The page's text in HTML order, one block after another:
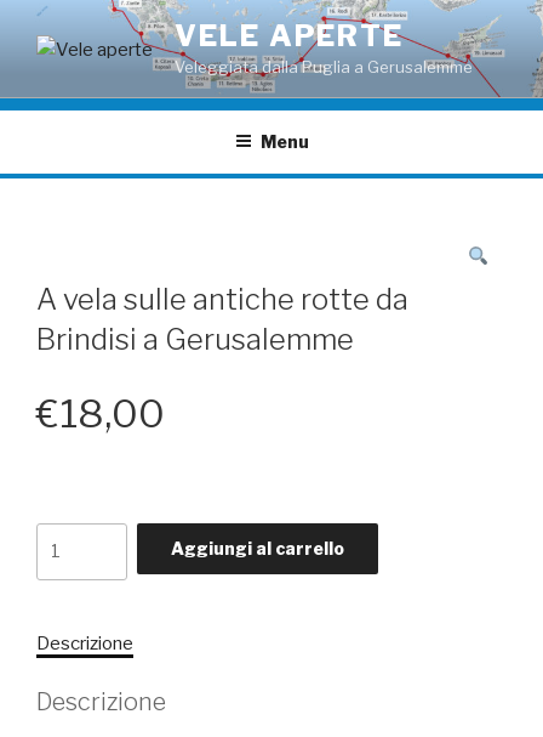
Salta
VELE APERTE
Veleggiata dalla Puglia a Gerusalemme
Menu
A vela sulle antiche rotte da
Brindisi a Gerusalemme
€18,00
rotte
Brindisi
Aggiungi al carrello
Descrizione
Descrizione